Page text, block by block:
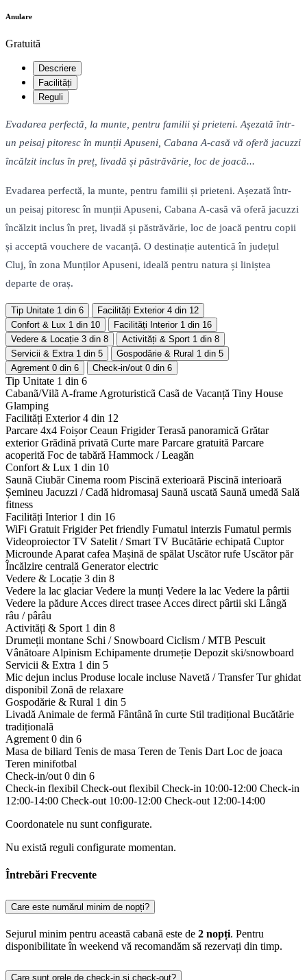
Anulare
Gratuită
Descriere
Facilități
Reguli
Evadarea perfectă, la munte, pentru familii și prieteni. Așezată într-
un peisaj pitoresc în munții Apuseni, Cabana A-casă vă oferă jacuzzi
încălzit inclus în preț, livadă și păstrăvărie, loc de joacă...
Evadarea perfectă, la munte, pentru familii și prieteni. Așezată într-
un peisaj pitoresc în munții Apuseni, Cabana A-casă vă oferă jacuzzi
încălzit inclus în preț, livadă și păstrăvărie, loc de joacă pentru copii
și acceptă vouchere de vacanță. O destinație autentică în județul
Cluj, în zona Munților Apuseni, ideală pentru natura și liniștea
departe de oraș.
Tip Unitate 1 din 6 Facilități Exterior 4 din 12
Confort & Lux 1 din 10 Facilități Interior 1 din 16
Vedere & Locație 3 din 8 Activități & Sport 1 din 8
Servicii & Extra 1 din 5 Gospodărie & Rural 1 din 5
Agrement 0 din 6 Check-in/out 0 din 6
Tip Unitate 1 din 6
Cabanã/Vilã A-frame Agroturisticã Casã de Vacanță Tiny House
Glamping
Facilități Exterior4 din 12
Parcare 4x4 Foișor Ceaun Frigider Terasă panoramică Grătar
exterior Grădină privată Curte mare Parcare gratuită Parcare
acoperită Foc de tabără Hammock / Leagăn
Confort & Lux 1 din 10
Saună Ciubăr Cinema room Piscină exterioară Piscină interioară
Șemineu Jacuzzi / Cadă hidromasaj Saună uscată Saună umedă Sală
fitness
Facilități Interior 1 din 16
WiFi Gratuit Frigider Pet friendly Fumatul interzis Fumatul permis
Videoproiector TV Satelit / Smart TV Bucătărie echipată Cuptor
Microunde Aparat cafea Mașină de spălat Uscător rufe Uscător păr
Încălzire centrală Generator electric
Vedere & Locație 3 din 8
Vedere la lac glaciar Vedere la munți Vedere la lac Vedere la pârtii
Vedere la pădure Acces direct trasee Acces direct pârtii ski Lângă
râu / pârâu
Activități & Sport 1 din 8
Drumeții montane Schi / Snowboard Ciclism / MTB Pescuit
Vânătoare Alpinism Echipamente drumeție Depozit ski/snowboard
Servicii & Extra 1 din 5
Mic dejun inclus Produse locale incluse Navetă / Transfer Tur ghidat
disponibil Zonă de relaxare
Gospodărie & Rural 1 din 5
Livadă Animale de fermă Fântână în curte Stil tradițional Bucătărie
tradițională
Agrement 0 din 6
Masa de biliard Tenis de masa Teren de Tenis Dart Loc de joaca
Teren minifotbal
Check-in/out 0 din 6
Check-in flexibil Check-out flexibil Check-in 10:00-12:00 Check-in
12:00-14:00 Check-out 10:00-12:00 Check-out 12:00-14:00
Coordonatele nu sunt configurate.
Nu există reguli configurate momentan.
Întrebări Frecvente
Care este numărul minim de nopți?
Sejurul minim pentru această cabană este de 2 nopți. Pentru
disponibilitate în weekend vă recomandăm să rezervați din timp.
Care sunt orele de check-in și check-out?